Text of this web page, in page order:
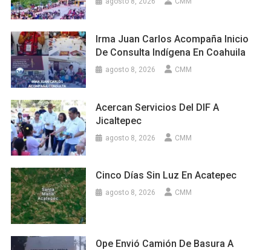
Irma Juan Carlos Acompaña Inicio
De Consulta Indígena En Coahuila
agosto 8, 2026 CMM
Acercan Servicios Del DIF A
Jicaltepec
agosto 8, 2026 CMM
Cinco Días Sin Luz En Acatepec
agosto 8, 2026 CMM
Ope Envió Camión De Basura A